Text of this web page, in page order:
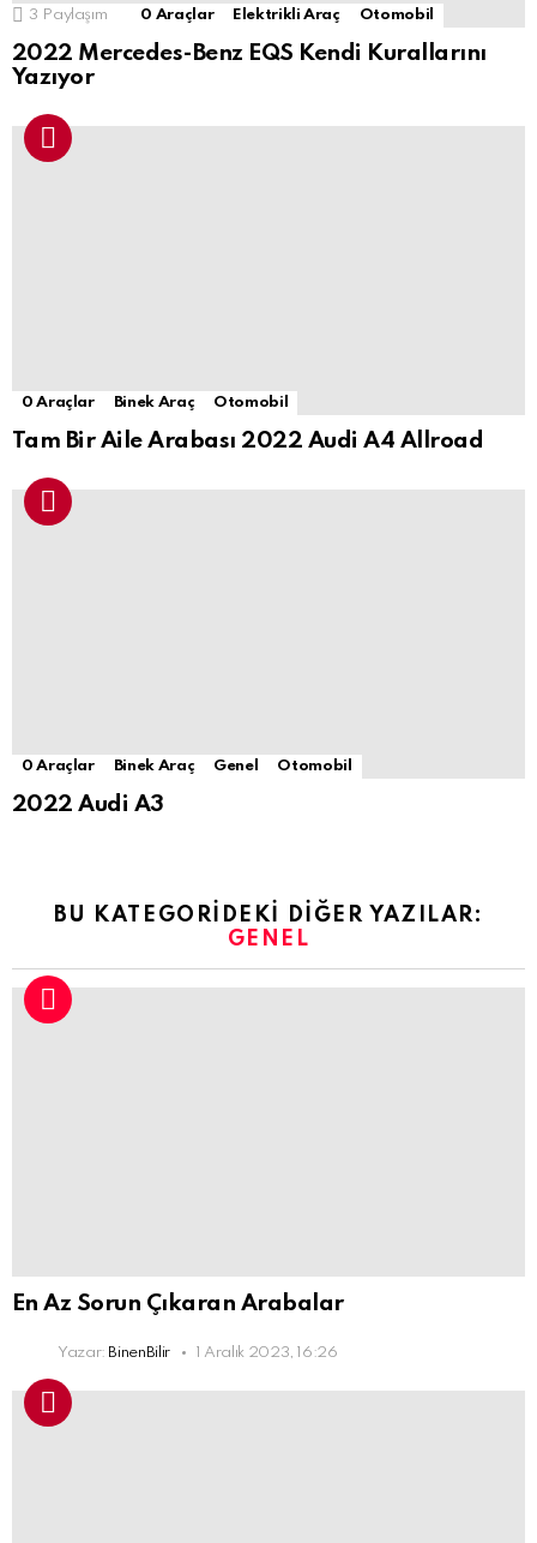
3 Paylaşım 0 Araçlar Elektrikli Araç Otomobil
2022 Mercedes-Benz EQS Kendi Kurallarını
Yazıyor
0 Araçlar Binek Araç Otomobil
Tam Bir Aile Arabası 2022 Audi A4 Allroad
0 Araçlar Binek Araç Genel Otomobil
2022 Audi A3
BU KATEGORIDEKI DIĞER YAZILAR:
GENEL
En Az Sorun Çıkaran Arabalar
Yazar: BinenBilir 1 Aralık 2023, 16:26